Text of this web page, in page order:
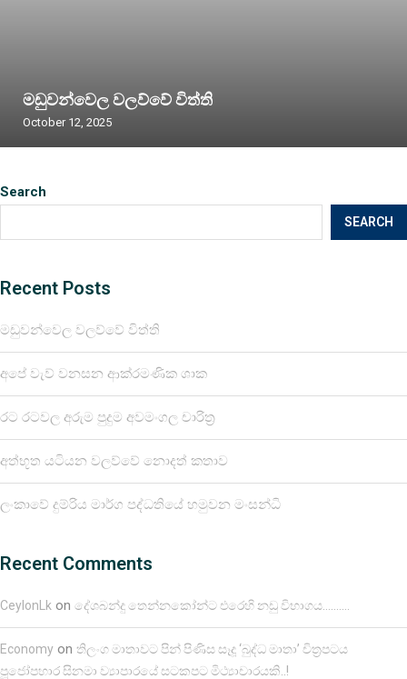
Search
SEARCH
Recent Posts
මඩුවන්වෙල වලව්වේ විත්ති
අපේ වැව් වනසන ආක්රමණික ශාක
රට රටවල අරුම පුදුම අවමංගල චාරිත්‍ර
අත්භූත යටියන වලව්වේ නොදත් කතාව
ලංකාවේ දුම්රිය මාර්ග පද්ධතියේ හමුවන මංසන්ධි
Recent Comments
CeylonLk on දේශබන්දු තෙන්නකෝන්ට එරෙහි නඩු විභාගය……….
Economy on තිලංග මාතාවට පින් පිණිස සෑදූ ‘බුද්ධ මාතා’ චිත්‍රපටය
පූජෝපහාර සිනමා ව්‍යාපාරයේ සටකපට මිථ්‍යාචාරයකි..!
මඩුවන්වෙල වලව්වේ විත්ති
October 12, 2025